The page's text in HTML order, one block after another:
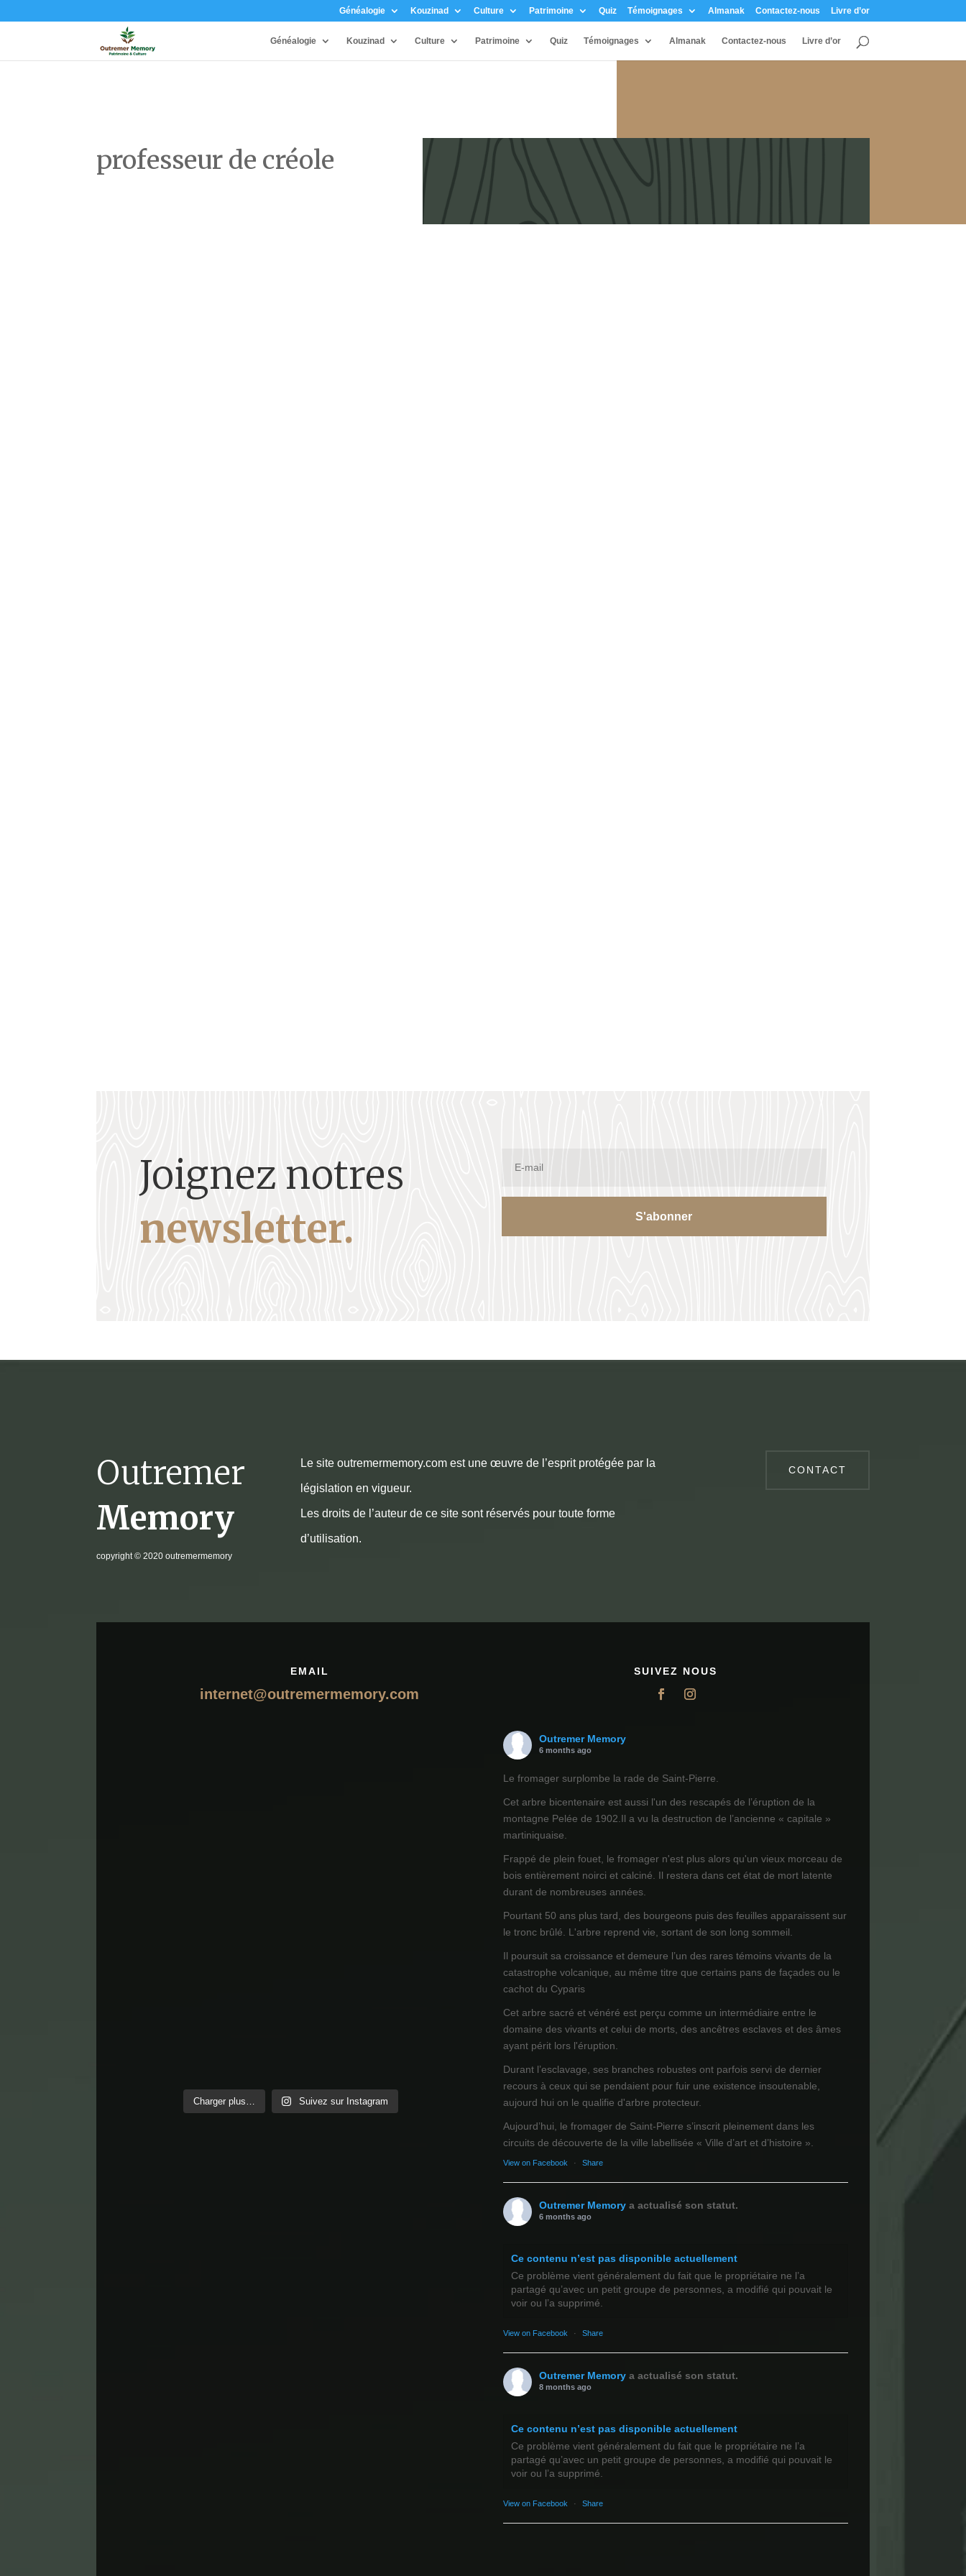
Généalogie Kouzinad Culture Patrimoine Quiz Témoignages Almanak Contactez-nous Livre d’or
Généalogie Kouzinad Culture Patrimoine Quiz Témoignages Almanak Contactez-nous Livre d’or
professeur de créole
Joignez notres
newsletter.
S'abonner
Outremer
Memory
copyright© 2020 outremermemory
Le site outremermemory.com est une œuvre de l’esprit protégée par la
législation en vigueur.
Les droits de l’auteur de ce site sont réservés pour toute forme
d’utilisation.
CONTACT
EMAIL
internet@outremermemory.com
Charger plus… Suivez sur Instagram
SUIVEZ NOUS
Outremer Memory
6 months ago
Le fromager surplombe la rade de Saint-Pierre.
Cet arbre bicentenaire est aussi l'un des rescapés de l’éruption de la
montagne Pelée de 1902.Il a vu la destruction de l’ancienne « capitale »
martiniquaise.
Frappé de plein fouet, le fromager n'est plus alors qu'un vieux morceau de
bois entièrement noirci et calciné. Il restera dans cet état de mort latente
durant de nombreuses années.
Pourtant 50 ans plus tard, des bourgeons puis des feuilles apparaissent sur
le tronc brûlé. L'arbre reprend vie, sortant de son long sommeil.
Il poursuit sa croissance et demeure l’un des rares témoins vivants de la
catastrophe volcanique, au même titre que certains pans de façades ou le
cachot du Cyparis
Cet arbre sacré et vénéré est perçu comme un intermédiaire entre le
domaine des vivants et celui de morts, des ancêtres esclaves et des âmes
ayant périt lors l'éruption.
Durant l’esclavage, ses branches robustes ont parfois servi de dernier
recours à ceux qui se pendaient pour fuir une existence insoutenable,
aujourd hui on le qualifie d'arbre protecteur.
Aujourd’hui, le fromager de Saint-Pierre s’inscrit pleinement dans les
circuits de découverte de la ville labellisée « Ville d’art et d’histoire ».
View on Facebook · Share
Outremer Memory a actualisé son statut.
6 months ago
Ce contenu n’est pas disponible actuellement
Ce problème vient généralement du fait que le propriétaire ne l’a
partagé qu’avec un petit groupe de personnes, a modifié qui pouvait le
voir ou l’a supprimé.
View on Facebook · Share
Outremer Memory a actualisé son statut.
8 months ago
Ce contenu n’est pas disponible actuellement
Ce problème vient généralement du fait que le propriétaire ne l’a
partagé qu’avec un petit groupe de personnes, a modifié qui pouvait le
voir ou l’a supprimé.
View on Facebook · Share